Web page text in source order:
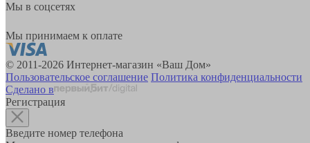
Мы в соцсетях
Мы принимаем к оплате
© 2011-2026 Интернет-магазин «Ваш Дом»
Пользовательское соглашение Политика конфиденциальности
Сделано в
Регистрация
Введите номер телефона